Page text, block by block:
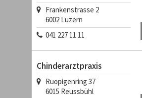
Frankenstrasse 2
6002 Luzern
041 227 11 11
Chinderarztpraxis
Ruopigenring 37
6015 Reussbühl